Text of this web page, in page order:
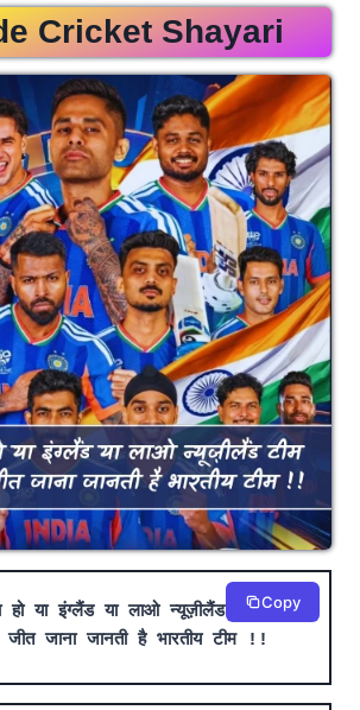
Cricket Shayari
हो या इंग्लैंड या लाओ न्यूज़ीलैंड टीम
जाना जानती है भारतीय टीम !!
Copy